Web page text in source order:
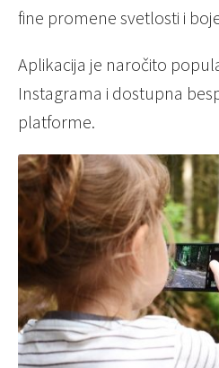
fine promene svetlosti i
Aplikacija je naročito
Instagrama i dostupna
platforme.